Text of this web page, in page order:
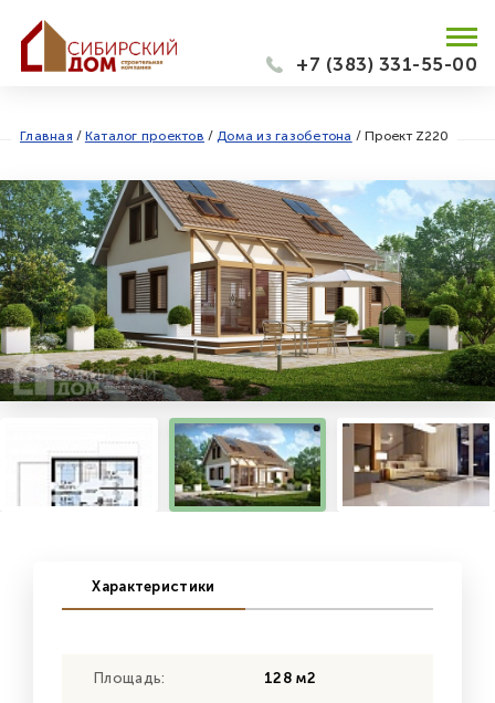
+7 (383) 331-55-00
Главная / Каталог проектов / Дома из газобетона / Проект Z220
Характеристики
Площадь: 128 м2